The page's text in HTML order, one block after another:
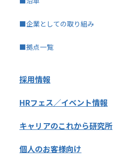
■企業としての取り組み
■拠点一覧
採用情報
HRフェス／イベント情報
キャリアのこれから研究所
個人のお客様向け